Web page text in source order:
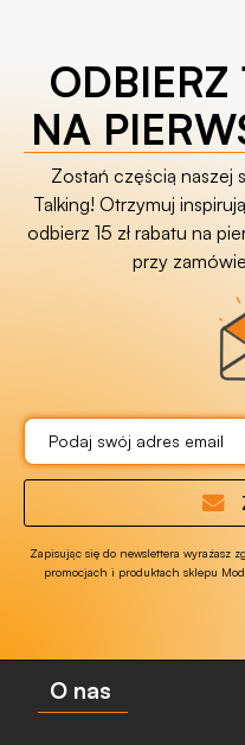
ODBIERZ
NA
Zostań częścią naszej
Talking! Otrzymuj
odbierz 15 zł rabatu na
przy
Zapisując się do newslettera wyrażasz
promocjach i produktach sklepu
O nas